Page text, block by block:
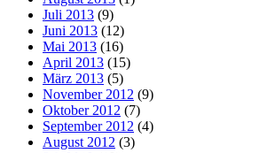
Juli 2013 (9)
Juni 2013 (12)
Mai 2013 (16)
April 2013 (15)
März 2013 (5)
November 2012 (9)
Oktober 2012 (7)
September 2012 (4)
August 2012 (3)